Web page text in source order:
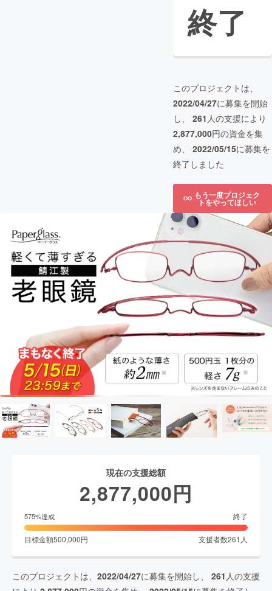
終了
このプロジェクトは、
2022/04/27に募集を開始
し、 261 人の支援により
2,877,000円の資金を集
め、 2022/05/15に募集を
終了しました
もう一度プロジェク
トをやってほしい
現在の支援総額
2,877,000円
575%達成 終了
目標金額500,000円 支援者数261 人
このプロジェクトは、 2022/04/27に募集を開始し、 261 人の支援